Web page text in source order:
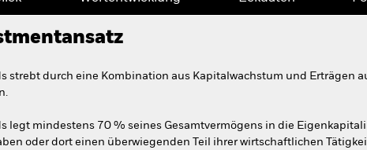
strebt durch eine Kombination aus Kapitalwachstum und Erträgen
legt mindestens 70 % seines Gesamtvermögens in die
oder dort einen überwiegenden Teil ihrer wirtschaftlichen